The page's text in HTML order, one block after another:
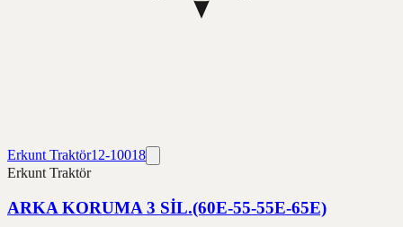
Erkunt Traktör12-10018
Erkunt Traktör
ARKA KORUMA 3 SİL.(60E-55-55E-65E)